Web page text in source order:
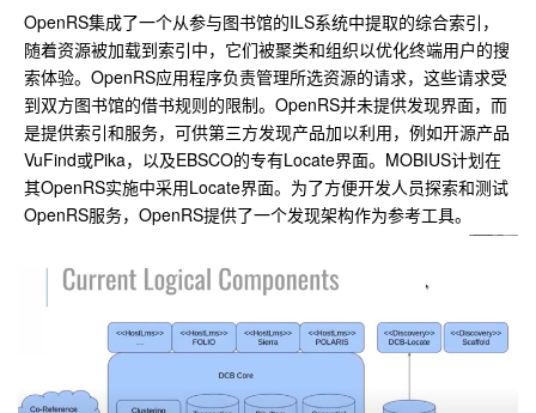
OpenRS集成了一个从参与图书馆的ILS系统中提取的综合索引，
随着资源被加载到索引中，它们被聚类和组织以优化终端用户的搜
索体验。OpenRS应用程序负责管理所选资源的请求，这些请求受
到双方图书馆的借书规则的限制。OpenRS并未提供发现界面，而
是提供索引和服务，可供第三方发现产品加以利用，例如开源产品
VuFind或Pika，以及EBSCO的专有Locate界面。MOBIUS计划在
其OpenRS实施中采用Locate界面。为了方便开发人员探索和测试
OpenRS服务，OpenRS提供了一个发现架构作为参考工具。